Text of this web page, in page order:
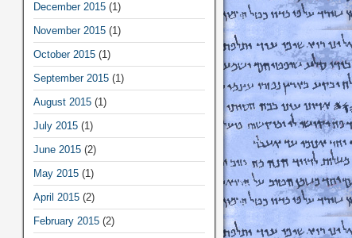
December 2015(1)
November 2015(1)
October 2015(1)
September 2015(1)
August 2015(1)
July 2015(1)
June 2015(2)
May 2015(1)
April 2015(2)
February 2015(2)